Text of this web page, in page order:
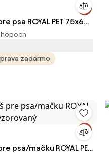
psa ROYAL PET 75x60
zadarmo
psa/mačku ROYAL PET